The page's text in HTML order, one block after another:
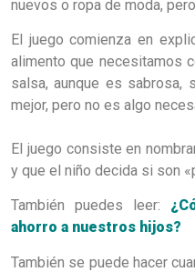
nuevos o ropa de moda,
El juego comienza en
alimento que necesitamos
salsa, aunque es sabrosa,
mejor, pero no es algo
El juego consiste en
y que el niño decida si son
También puedes leer:
ahorro a nuestros hijos?
También se puede hacer